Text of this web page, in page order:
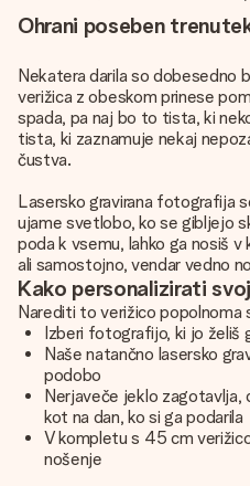
Ohrani poseben
Nekatera darila so dobesedno
verižica z obeskom prinese
spada, pa naj bo to tista, ki
tista, ki zaznamuje nekaj
čustva.
Lasersko gravirana fotografija
ujame svetlobo, ko se gibljejo
poda k vsemu, lahko ga nosiš v
ali samostojno, vendar vedno
Kako personalizirati
Narediti to verižico
Izberi fotografijo, ki jo želiš
Naše natančno lasersko
podobo
Nerjaveče jeklo zagotavlja,
kot na dan, ko si ga podarila
V kompletu s 45 cm
nošenje